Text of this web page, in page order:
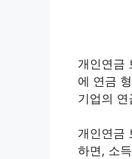
개인연금
에 연금
기업의
개인연금
하면, 소